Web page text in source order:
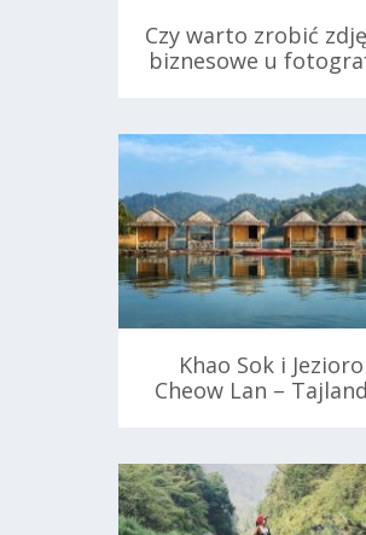
Czy warto zrobić
biznesowe u
Khao Sok i Jezioro
Cheow Lan –